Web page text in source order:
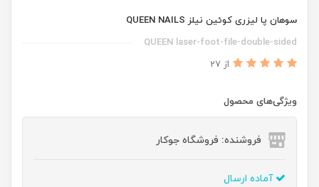
سوهان پا لیزری کوئین نیلز QUEEN NAILS
QUEEN laser-foot-file-double-sided
از 27
ویژگی‌های محصول
فروشنده: فروشگاه جوکار
آماده ارسال